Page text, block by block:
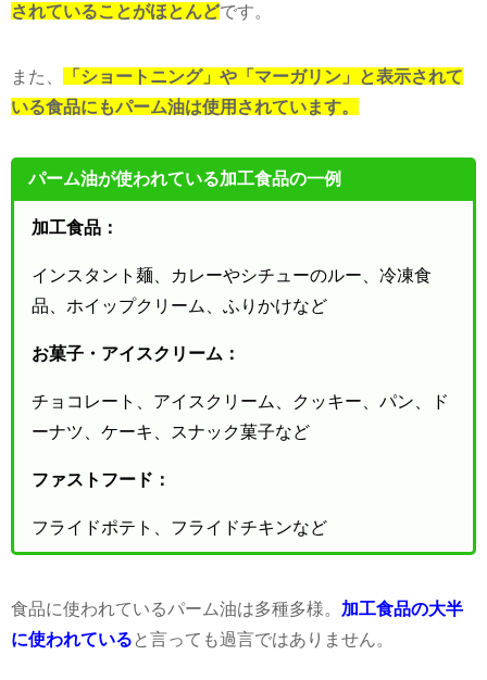
されていることがほとんどです。
また、
「ショートニング」や「マーガリン」と表示されて
いる食品にもパーム油は使用されています。
パーム油が使われている加工食品の一例
加工食品：
インスタント麺、カレーやシチューのルー、冷凍食
品、ホイップクリーム、ふりかけなど
お菓子・アイスクリーム：
チョコレート、アイスクリーム、クッキー、パン、ド
ーナツ、ケーキ、スナック菓子など
ファストフード：
フライドポテト、フライドチキンなど
食品に使われているパーム油は多種多様。 加工食品の大半
に使われている と言っても過言ではありません。